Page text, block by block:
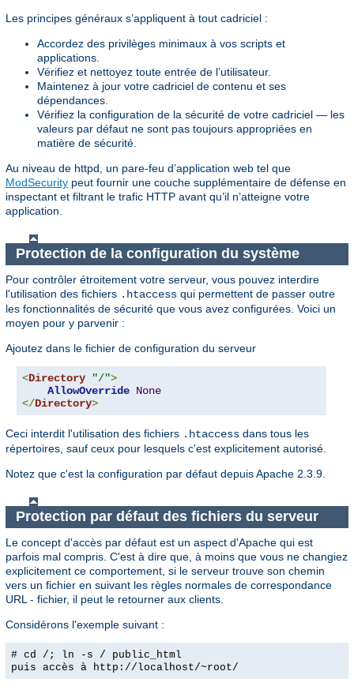
Les principes généraux s’appliquent à tout cadriciel :
Accordez des privilèges minimaux à vos scripts et
applications.
Vérifiez et nettoyez toute entrée de l’utilisateur.
Maintenez à jour votre cadriciel de contenu et ses
dépendances.
Vérifiez la configuration de la sécurité de votre cadriciel — les
valeurs par défaut ne sont pas toujours appropriées en
matière de sécurité.
Au niveau de httpd, un pare-feu d’application web tel que
ModSecurity peut fournir une couche supplémentaire de défense en
inspectant et filtrant le trafic HTTP avant qu’il n’atteigne votre
application.
Protection de la configuration du système
Pour contrôler étroitement votre serveur, vous pouvez interdire
l'utilisation des fichiers .htaccess qui permettent de passer outre
les fonctionnalités de sécurité que vous avez configurées. Voici un
moyen pour y parvenir :
Ajoutez dans le fichier de configuration du serveur
<Directory "/">
AllowOverride None
</Directory>
Ceci interdit l'utilisation des fichiers .htaccess dans tous les
répertoires, sauf ceux pour lesquels c'est explicitement autorisé.
Notez que c'est la configuration par défaut depuis Apache 2.3.9.
Protection par défaut des fichiers du serveur
Le concept d'accès par défaut est un aspect d'Apache qui est
parfois mal compris. C'est à dire que, à moins que vous ne changiez
explicitement ce comportement, si le serveur trouve son chemin
vers un fichier en suivant les règles normales de correspondance
URL - fichier, il peut le retourner aux clients.
Considérons l'exemple suivant :
# cd /; ln -s / public_html
puis accès à http://localhost/~root/